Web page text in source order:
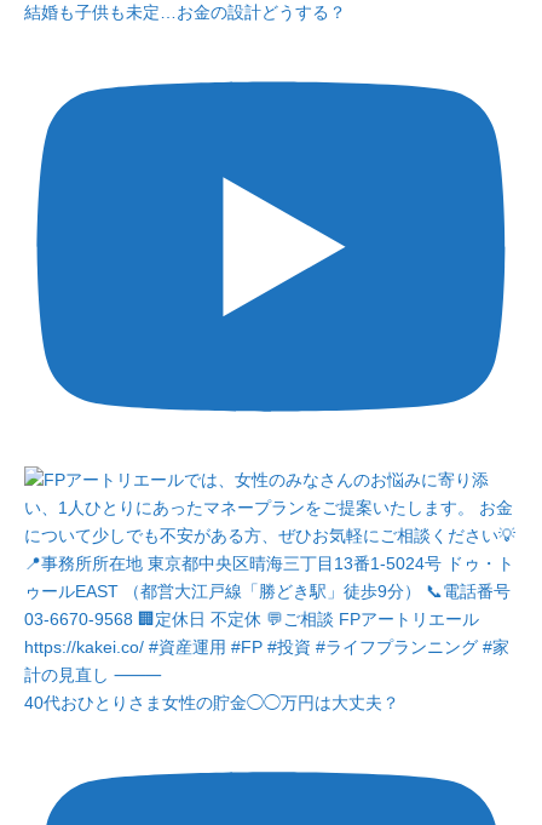
結婚も子供も未定…お金の設計どうする？
40代おひとりさま女性の貯金◯◯万円は大丈夫？